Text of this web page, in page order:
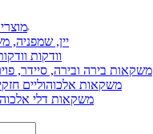
יין, שמפניה,
וודקות
משקאות בירה ובירה, סיידר,
משקאות אלכוהוליים
משקאות דלי